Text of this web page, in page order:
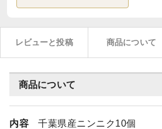
レビューと投稿 商品について
商品について
内容 千葉県産ニンニク10個